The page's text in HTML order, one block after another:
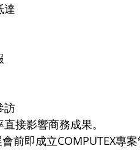
達
訪
接影響商務成果。
前即成立COMPUTEX專